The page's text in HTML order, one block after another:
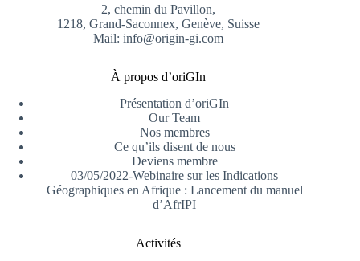
2, chemin du Pavillon,
1218, Grand-Saconnex, Genève, Suisse
Mail: info@origin-gi.com
À propos d’oriGIn
Présentation d’oriGIn
Our Team
Nos membres
Ce qu’ils disent de nous
Deviens membre
03/05/2022-Webinaire sur les Indications
Géographiques en Afrique : Lancement du manuel
d’AfrIPI
Activités